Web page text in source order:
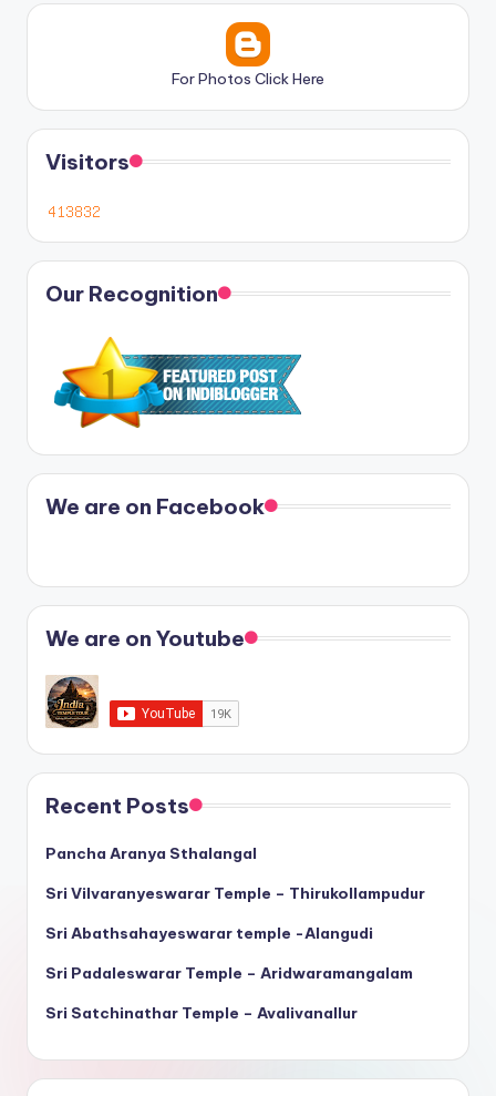
For Photos Click Here
Visitors
Our Recognition
We are on Facebook
We are on Youtube
Recent Posts
Pancha Aranya Sthalangal
Sri Vilvaranyeswarar Temple – Thirukollampudur
Sri Abathsahayeswarar temple -Alangudi
Sri Padaleswarar Temple – Aridwaramangalam
Sri Satchinathar Temple – Avalivanallur